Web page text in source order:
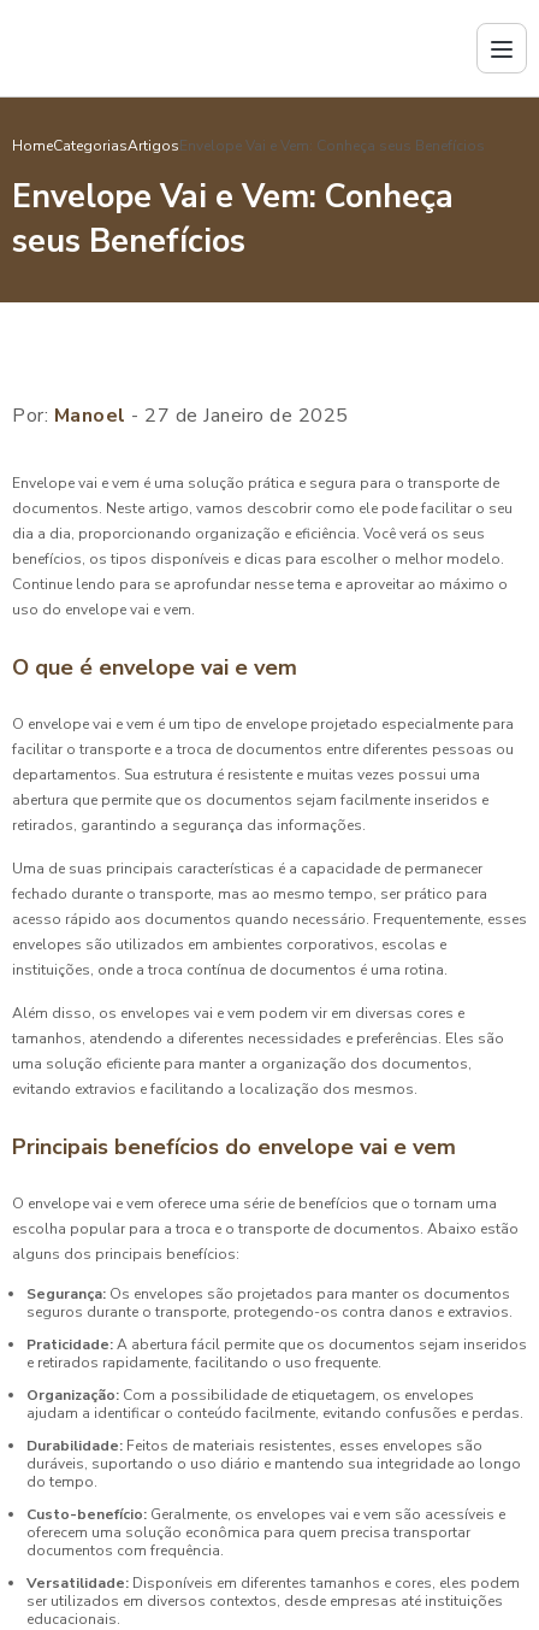
HomeCategoriasArtigosEnvelope Vai e Vem: Conheça seus Benefícios
Envelope Vai e Vem: Conheça
seus Benefícios
Por: Manoel - 27 de Janeiro de 2025
Envelope vai e vem é uma solução prática e segura para o transporte de
documentos. Neste artigo, vamos descobrir como ele pode facilitar o seu
dia a dia, proporcionando organização e eficiência. Você verá os seus
benefícios, os tipos disponíveis e dicas para escolher o melhor modelo.
Continue lendo para se aprofundar nesse tema e aproveitar ao máximo o
uso do envelope vai e vem.
O que é envelope vai e vem
O envelope vai e vem é um tipo de envelope projetado especialmente para
facilitar o transporte e a troca de documentos entre diferentes pessoas ou
departamentos. Sua estrutura é resistente e muitas vezes possui uma
abertura que permite que os documentos sejam facilmente inseridos e
retirados, garantindo a segurança das informações.
Uma de suas principais características é a capacidade de permanecer
fechado durante o transporte, mas ao mesmo tempo, ser prático para
acesso rápido aos documentos quando necessário. Frequentemente, esses
envelopes são utilizados em ambientes corporativos, escolas e
instituições, onde a troca contínua de documentos é uma rotina.
Além disso, os envelopes vai e vem podem vir em diversas cores e
tamanhos, atendendo a diferentes necessidades e preferências. Eles são
uma solução eficiente para manter a organização dos documentos,
evitando extravios e facilitando a localização dos mesmos.
Principais benefícios do envelope vai e vem
O envelope vai e vem oferece uma série de benefícios que o tornam uma
escolha popular para a troca e o transporte de documentos. Abaixo estão
alguns dos principais benefícios:
Segurança: Os envelopes são projetados para manter os documentos
seguros durante o transporte, protegendo-os contra danos e extravios.
Praticidade:A abertura fácil permite que os documentos sejam inseridos
e retirados rapidamente, facilitando o uso frequente.
Organização: Com a possibilidade de etiquetagem, os envelopes
ajudam a identificar o conteúdo facilmente, evitando confusões e perdas.
Durabilidade: Feitos de materiais resistentes, esses envelopes são
duráveis, suportando o uso diário e mantendo sua integridade ao longo
do tempo.
Custo-benefício: Geralmente, os envelopes vai e vem são acessíveis e
oferecem uma solução econômica para quem precisa transportar
documentos com frequência.
Versatilidade: Disponíveis em diferentes tamanhos e cores, eles podem
ser utilizados em diversos contextos, desde empresas até instituições
educacionais.